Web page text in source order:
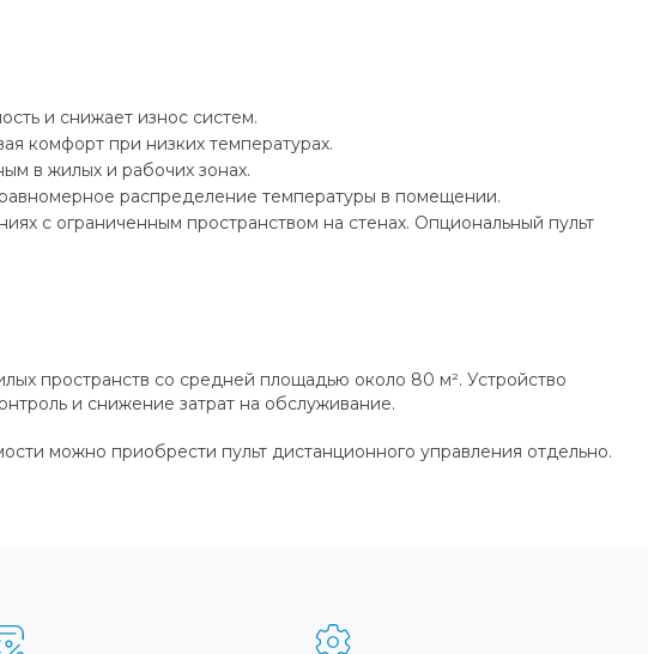
и снижает износ систем.
комфорт при низких температурах.
в жилых и рабочих зонах.
распределение температуры в помещении.
с ограниченным пространством на стенах. Опциональный пульт
пространств со средней площадью около 80 м². Устройство
и снижение затрат на обслуживание.
можно приобрести пульт дистанционного управления отдельно.